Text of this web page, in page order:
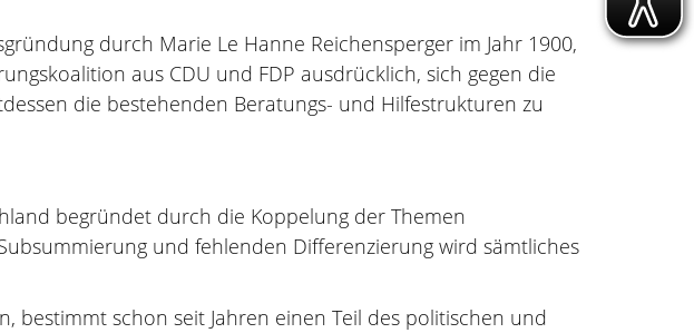
durch Marie Le Hanne Reichensperger im Jahr 1900,
aus CDU und FDP ausdrücklich, sich gegen die
die bestehenden Beratungs- und Hilfestrukturen zu
begründet durch die Koppelung der Themen
und fehlenden Differenzierung wird sämtliches
bestimmt schon seit Jahren einen Teil des politischen und